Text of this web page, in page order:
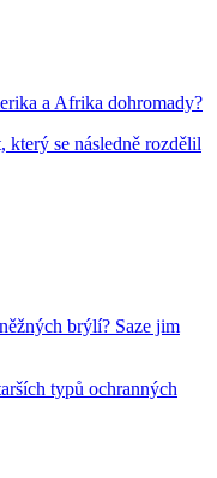
a Afrika dohromady?
se následně rozdělil
brýlí? Saze jim
typů ochranných